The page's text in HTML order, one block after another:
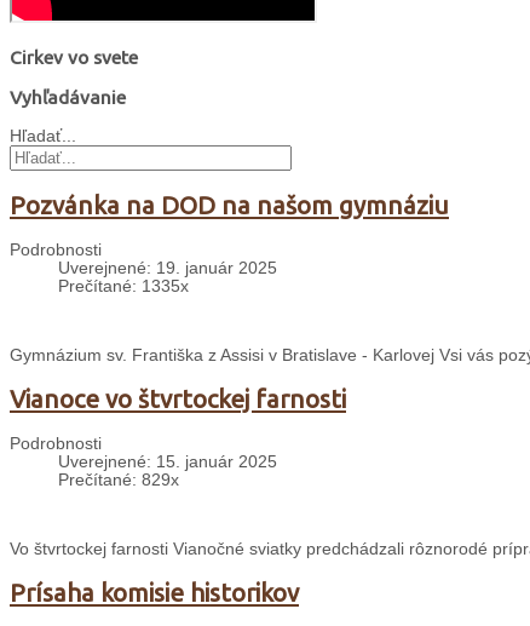
Cirkev vo svete
Vyhľadávanie
Hľadať...
Pozvánka na DOD na našom gymnáziu
Podrobnosti
Uverejnené: 19. január 2025
Prečítané: 1335x
Gymnázium sv. Františka z Assisi v Bratislave - Karlovej Vsi vás
Vianoce vo štvrtockej farnosti
Podrobnosti
Uverejnené: 15. január 2025
Prečítané: 829x
Vo štvrtockej farnosti Vianočné sviatky predchádzali rôznorodé
Prísaha komisie historikov